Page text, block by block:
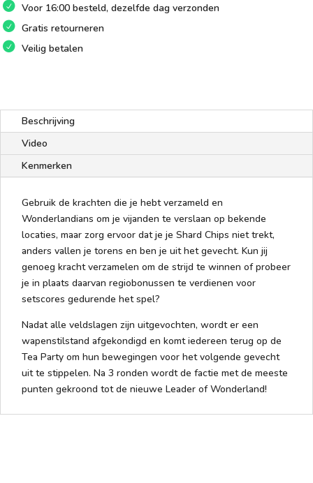
Voor 16:00 besteld, dezelfde dag verzonden
Gratis retourneren
Veilig betalen
Beschrijving
Video
Kenmerken
Gebruik de krachten die je hebt verzameld en
Wonderlandians om je vijanden te verslaan op bekende
locaties, maar zorg ervoor dat je je Shard Chips niet trekt,
anders vallen je torens en ben je uit het gevecht. Kun jij
genoeg kracht verzamelen om de strijd te winnen of probeer
je in plaats daarvan regiobonussen te verdienen voor
setscores gedurende het spel?
Nadat alle veldslagen zijn uitgevochten, wordt er een
wapenstilstand afgekondigd en komt iedereen terug op de
Tea Party om hun bewegingen voor het volgende gevecht
uit te stippelen. Na 3 ronden wordt de factie met de meeste
punten gekroond tot de nieuwe Leader of Wonderland!